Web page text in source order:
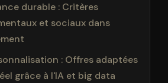
durable : Critères
et sociaux dans
: Offres adaptées
grâce à l'IA et big data